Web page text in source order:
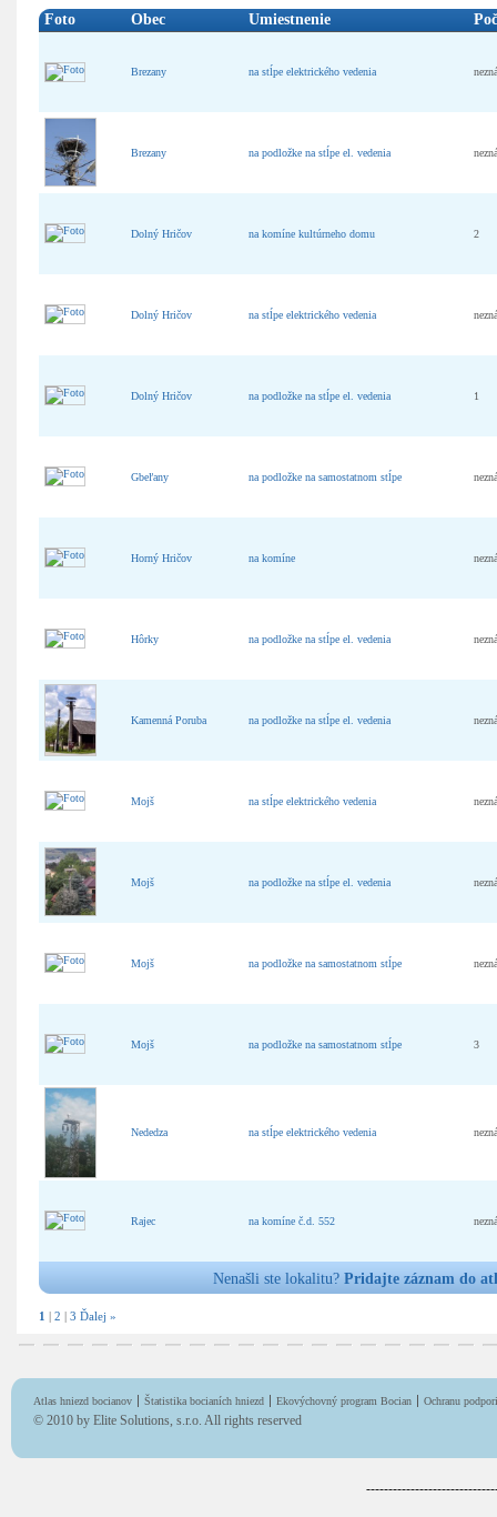
Foto Obec Umiestnenie
Brezany na stĺpe elektrického vedenia
Brezany na podložke na stĺpe el. vedenia
Dolný Hričov na komíne kultúrneho domu 2
Dolný Hričov na stĺpe elektrického vedenia
Dolný Hričov na podložke na stĺpe el. vedenia 1
Gbeľany na podložke na samostatnom stĺpe
Horný Hričov na komíne
Hôrky na podložke na stĺpe el. vedenia
Kamenná Poruba na podložke na stĺpe el. vedenia
Mojš na stĺpe elektrického vedenia
Mojš na podložke na stĺpe el. vedenia
Mojš na podložke na samostatnom stĺpe
Mojš na podložke na samostatnom stĺpe 3
Nededza na stĺpe elektrického vedenia
Rajec na komíne č.d. 552
Nenašli ste lokalitu? Pridajte záznam do
1 2 3 Ďalej »
Atlas hniezd bocianov Štatistika bocianích hniezd Ekovýchovný program Bocian Ochranu
© 2010 by Elite Solutions, s.r.o. All rights reserved